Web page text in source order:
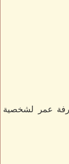
عمر لشخصية